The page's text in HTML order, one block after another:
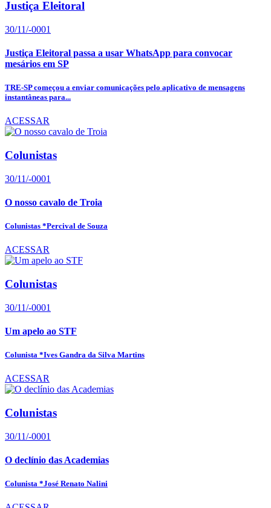
Justiça Eleitoral
30/11/-0001
Justiça Eleitoral passa a usar WhatsApp para convocar
mesários em SP
TRE-SP começou a enviar comunicações pelo aplicativo de mensagens
instantâneas para...
ACESSAR
Colunistas
30/11/-0001
O nosso cavalo de Troia
Colunistas *Percival de Souza
ACESSAR
Colunistas
30/11/-0001
Um apelo ao STF
Colunista *Ives Gandra da Silva Martins
ACESSAR
Colunistas
30/11/-0001
O declínio das Academias
Colunista *José Renato Nalini